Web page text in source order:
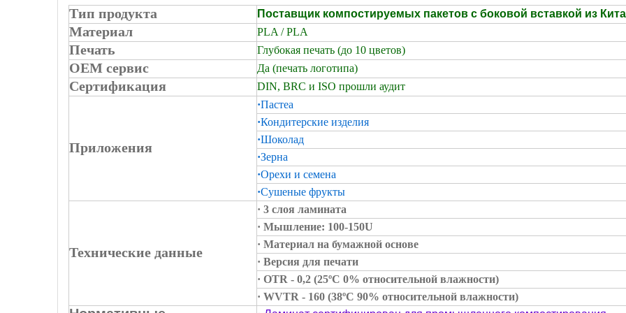
Тип продукта Поставщик компостируемых пакетов с боковой вставкой из
Материал PLA / PLA
Печать Глубокая печать (до 10 цветов)
OEM сервис Да (печать логотипа)
Сертификация DIN, BRC и ISO прошли аудит
Приложения
·Пастеа
·Кондитерские изделия
·Шоколад
·Зерна
·Орехи и семена
·Сушеные фрукты
Технические данные
· 3 слоя ламината
· Мышление: 100-150U
· Материал на бумажной основе
· Версия для печати
· OTR - 0,2 (25ºC 0% относительной влажности)
· WVTR - 160 (38ºC 90% относительной влажности)